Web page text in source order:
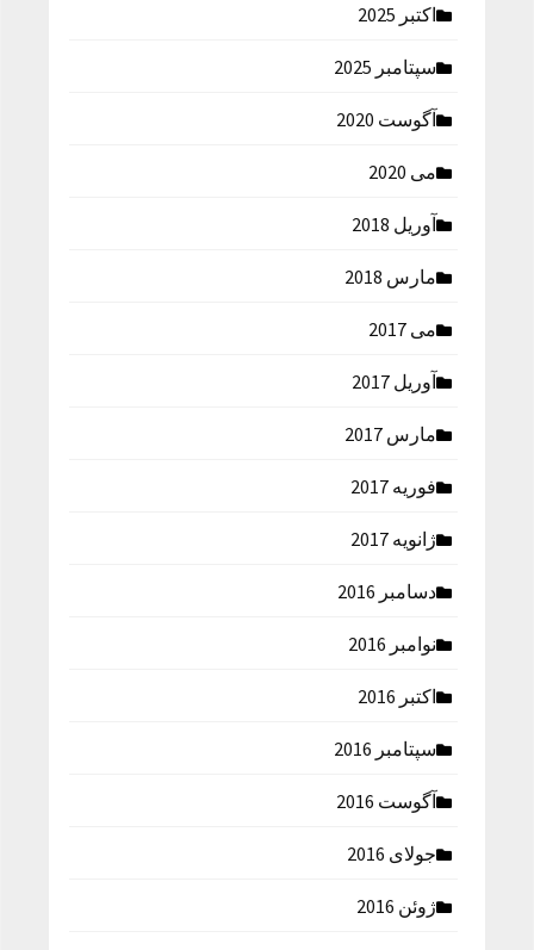
اکتبر 2025
سپتامبر 2025
آگوست 2020
می 2020
آوریل 2018
مارس 2018
می 2017
آوریل 2017
مارس 2017
فوریه 2017
ژانویه 2017
دسامبر 2016
نوامبر 2016
اکتبر 2016
سپتامبر 2016
آگوست 2016
جولای 2016
ژوئن 2016